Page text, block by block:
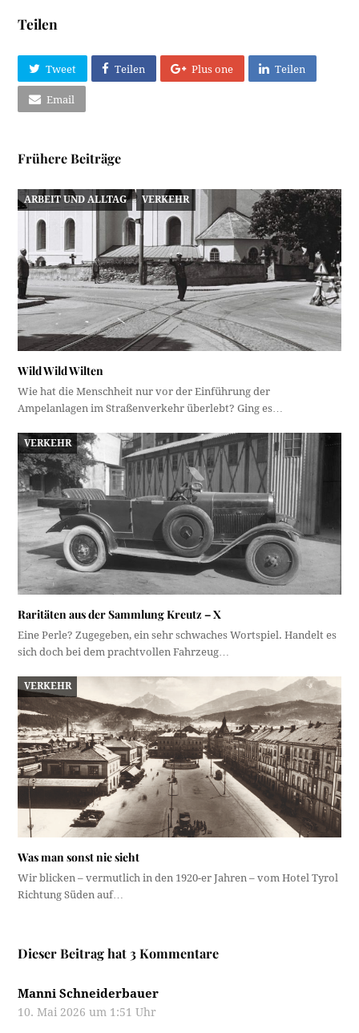
Teilen
Tweet Teilen Plus one Teilen
Email
Frühere Beiträge
ARBEIT UND ALLTAG VERKEHR
Wild Wild Wilten
Wie hat die Menschheit nur vor der Einführung der
Ampelanlagen im Straßenverkehr überlebt? Ging es…
VERKEHR
Raritäten aus der Sammlung Kreutz – X
Eine Perle? Zugegeben, ein sehr schwaches Wortspiel. Handelt es
sich doch bei dem prachtvollen Fahrzeug…
VERKEHR
Was man sonst nie sieht
Wir blicken – vermutlich in den 1920-er Jahren – vom Hotel Tyrol
Richtung Süden auf…
Dieser Beitrag hat 3 Kommentare
Manni Schneiderbauer
10. Mai 2026 um 1:51 Uhr